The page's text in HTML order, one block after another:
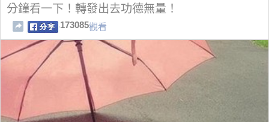
分鐘看一下！轉發出去功德無量！
173085觀看